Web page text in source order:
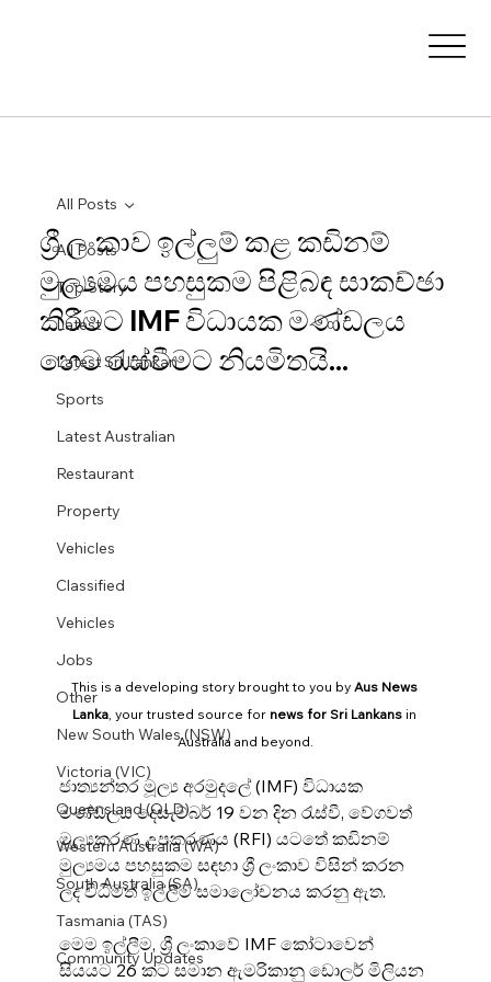
All Posts
Top Story
Latest
Latest Sri Lankan
Sports
Latest Australian
Restaurant
Property
Vehicles
Classified
Vehicles
Jobs
Other
New South Wales (NSW)
Victoria (VIC)
Queensland (QLD)
Western Australia (WA)
South Australia (SA)
Tasmania (TAS)
Community Updates
All Posts
ශ්‍රී ලංකාව ඉල්ලුම් කළ කඩිනම්
මුල්‍යමය පහසුකම පිළිබඳ සාකච්ඡා
කිරීමට IMF විධායක මණ්ඩලය
හෙට රැස්වීමට නියමිතයි...
This is a developing story brought to you by Aus News
Lanka, your trusted source for news for Sri Lankans in
Australia and beyond.
ජාත්‍යන්තර මූල්‍ය අරමුදලේ (IMF) විධායක
මණ්ඩලය දෙසැම්බර් 19 වන දින රැස්වී, වේගවත්
මූල්‍යකරණ උපකරණය (RFI) යටතේ කඩිනම්
මුල්‍යමය පහසුකම සඳහා ශ්‍රී ලංකාව විසින් කරන
ලද විධිමත් ඉල්ලීම සමාලෝචනය කරනු ඇත.
මෙම ඉල්ලීම, ශ්‍රී ලංකාවේ IMF කෝටාවෙන්
සියයට 26 කට සමාන ඇමරිකානු ඩොලර් මිලියන